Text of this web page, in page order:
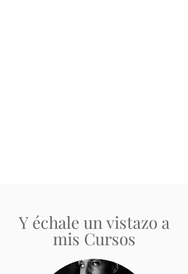
Y échale un vistazo a
mis Cursos